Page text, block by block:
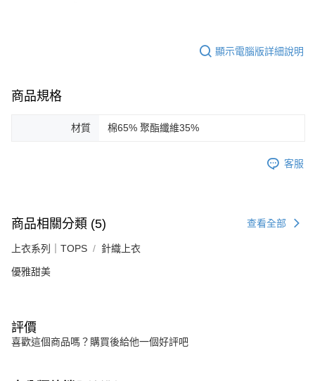
顯示電腦版詳細說明
商品規格
材質 棉65% 聚酯纖維35%
客服
商品相關分類 (5) 查看全部
上衣系列｜TOPS 針織上衣
優雅甜美
評價
喜歡這個商品嗎？購買後給他一個好評吧